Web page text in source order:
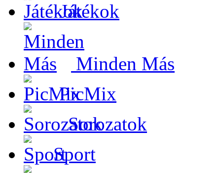
Játékok
Minden Más
PicMix
Sorozatok
Sport